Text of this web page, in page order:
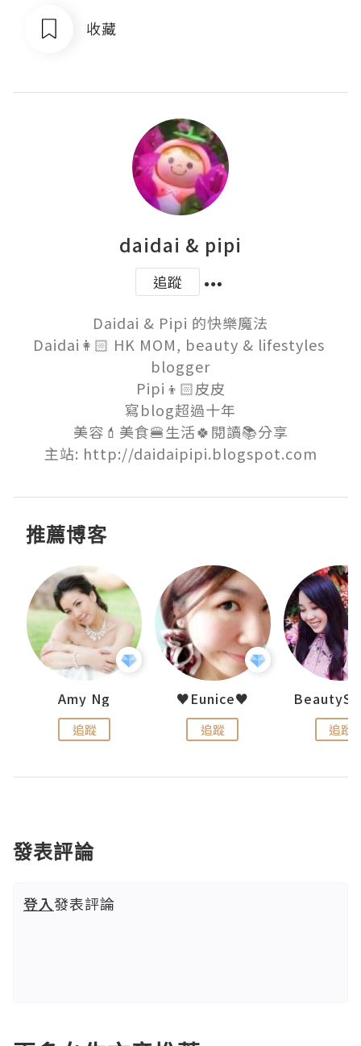
收藏
daidai & pipi
追蹤
Daidai & Pipi 的快樂魔法
Daidai👩🏻 HK MOM, beauty & lifestyles
blogger
Pipi👦🏻皮皮
寫blog超過十年
美容💄美食🍔生活🍀閱讀📚分享
主站: http://daidaipipi.blogspot.com
推薦博客
Amy Ng
追蹤
♥Eunice♥
追蹤 追蹤
發表評論
登入發表評論